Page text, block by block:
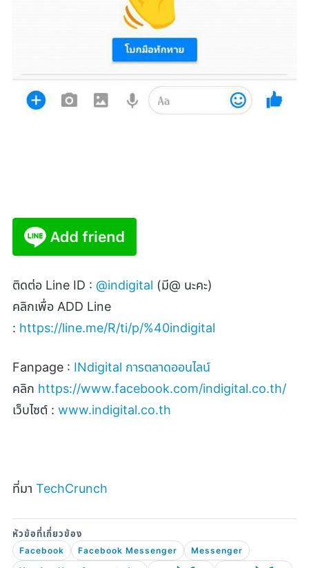
ติดต่อ Line ID : @indigital (มี@ นะคะ)
คลิกเพื่อ ADD Line
: https://line.me/R/ti/p/%40indigital
Fanpage : INdigital การตลาดออนไลน์
คลิก https://www.facebook.com/indigital.co.th/
เว็บไซต์ : www.indigital.co.th
ที่มา TechCrunch
Facebook Facebook Messenger
Messenger